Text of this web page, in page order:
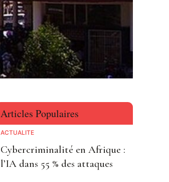
Articles Populaires
ACTUALITE
Cybercriminalité en Afrique :
l’IA dans 55 % des attaques